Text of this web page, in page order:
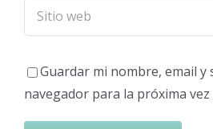
Guardar mi nombre, email y
navegador para la próxima vez